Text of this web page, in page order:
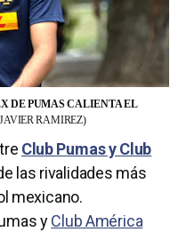
DE PUMAS CALIENTA EL
RAMIREZ)
Club Pumas y Club
las rivalidades más
mexicano.
yClub América